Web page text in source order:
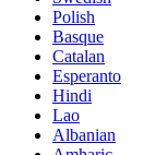
Polish
Basque
Catalan
Esperanto
Hindi
Lao
Albanian